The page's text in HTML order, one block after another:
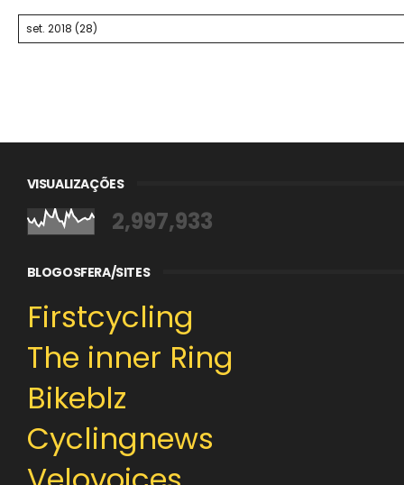
VISUALIZAÇÕES
2,997,933
BLOGOSFERA/SITES
Firstcycling
The inner Ring
Bikeblz
Cyclingnews